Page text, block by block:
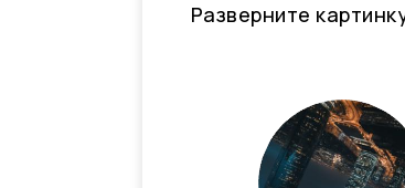
Разверните